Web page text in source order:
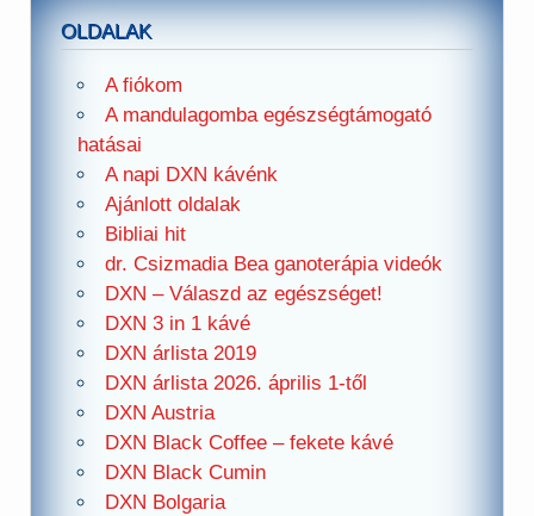
OLDALAK
A fiókom
A mandulagomba egészségtámogató
hatásai
A napi DXN kávénk
Ajánlott oldalak
Bibliai hit
dr. Csizmadia Bea ganoterápia videók
DXN – Válaszd az egészséget!
DXN 3 in 1 kávé
DXN árlista 2019
DXN árlista 2026. április 1-től
DXN Austria
DXN Black Coffee – fekete kávé
DXN Black Cumin
DXN Bolgaria